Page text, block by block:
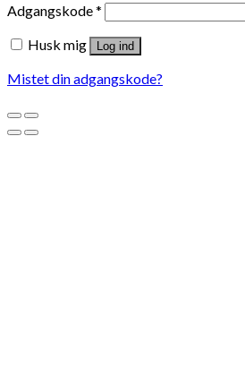
Adgangskode*
Husk mig
Log ind
Mistet din adgangskode?